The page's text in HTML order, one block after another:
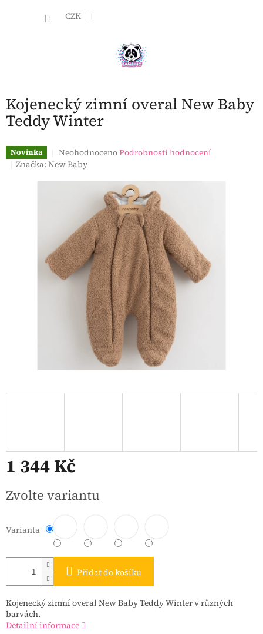
CZK
Kojenecký zimní overal New Baby
Teddy Winter
Novinka
Průměrné
hodnocení
je
hvězdiček.
NeohodnocenoPodrobnosti hodnocení
Značka:New Baby
1 344 Kč
cena:
Zvolte variantu
Varianta
Přidat do košíku
Kojenecký zimní overal New Baby Teddy Winter v různých
barvách.
Detailní informace